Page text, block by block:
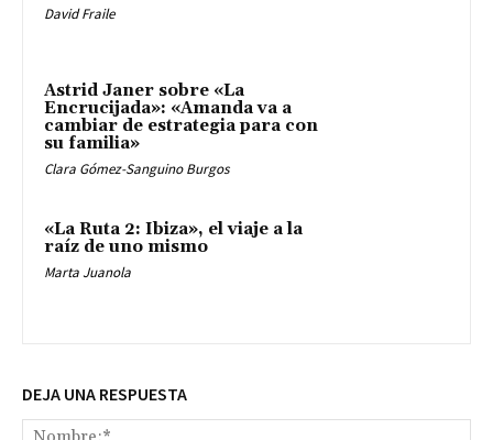
David Fraile
Astrid Janer sobre «La
Encrucijada»: «Amanda va a
cambiar de estrategia para con
su familia»
Clara Gómez-Sanguino Burgos
«La Ruta 2: Ibiza», el viaje a la
raíz de uno mismo
Marta Juanola
DEJA UNA RESPUESTA